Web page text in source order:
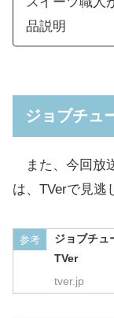
品説明
ジョブチュ
また、今回放
は、TVerで見逃
参考
ジョブチュ
TVer
tver.jp